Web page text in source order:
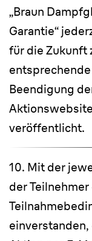
„Braun
Garantie“
für die Zukunft
Beendigung
veröffentlicht.
10. Mit der
der